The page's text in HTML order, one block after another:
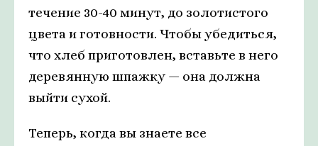
течение 30-40 минут, до золотистого
цвета и готовности. Чтобы убедиться,
что хлеб приготовлен, вставьте в него
деревянную шпажку — она должна
выйти сухой.
Теперь, когда вы знаете все